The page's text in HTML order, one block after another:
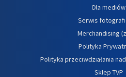
Dla mediów
Serwis
Merchandising
Polityka
Polityka przeciwdziałania
Sklep TVP